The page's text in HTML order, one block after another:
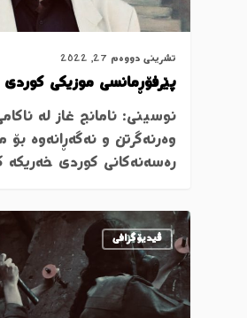
تشرینی دووەم 27, 2022
پێرفۆڕمانسی موزیکی کوردی
نوسینی: ئامانج غاز له‌
وه‌رنه‌گرتن و نه‌گه‌ڕانه‌وه‌ بۆ
ره‌سه‌نه‌كانی كوردی
ڤیدیۆگرافی